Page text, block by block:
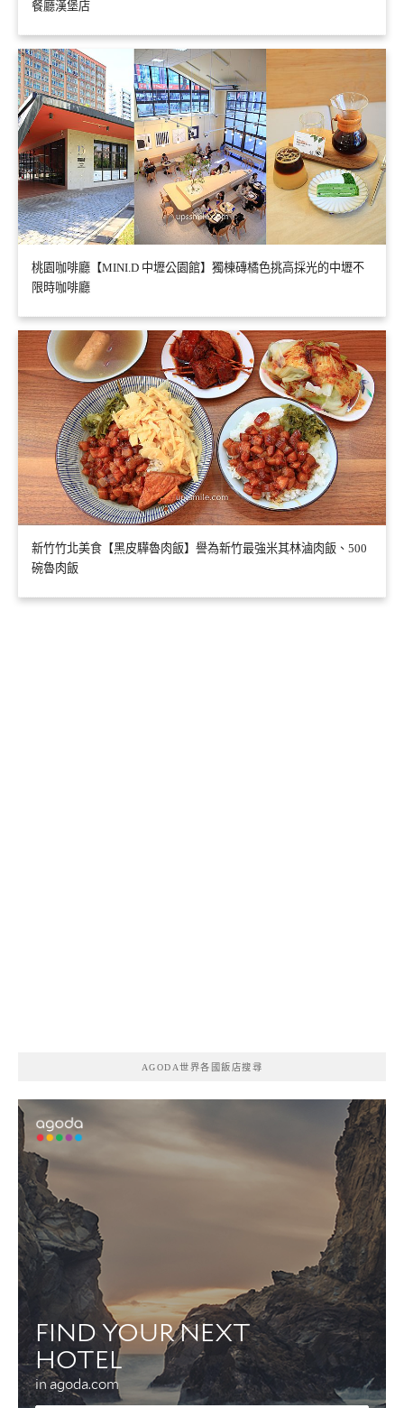
餐廳漢堡店
桃園咖啡廳【MINI.D 中壢公園館】獨棟磚橘色挑高採光的中壢不
限時咖啡廳
新竹竹北美食【黑皮驊魯肉飯】譽為新竹最強米其林滷肉飯、500
碗魯肉飯
AGODA世界各國飯店搜尋